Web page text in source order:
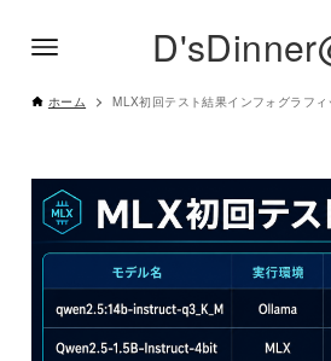
ホーム MLX初回テスト結果インフォグラフィ